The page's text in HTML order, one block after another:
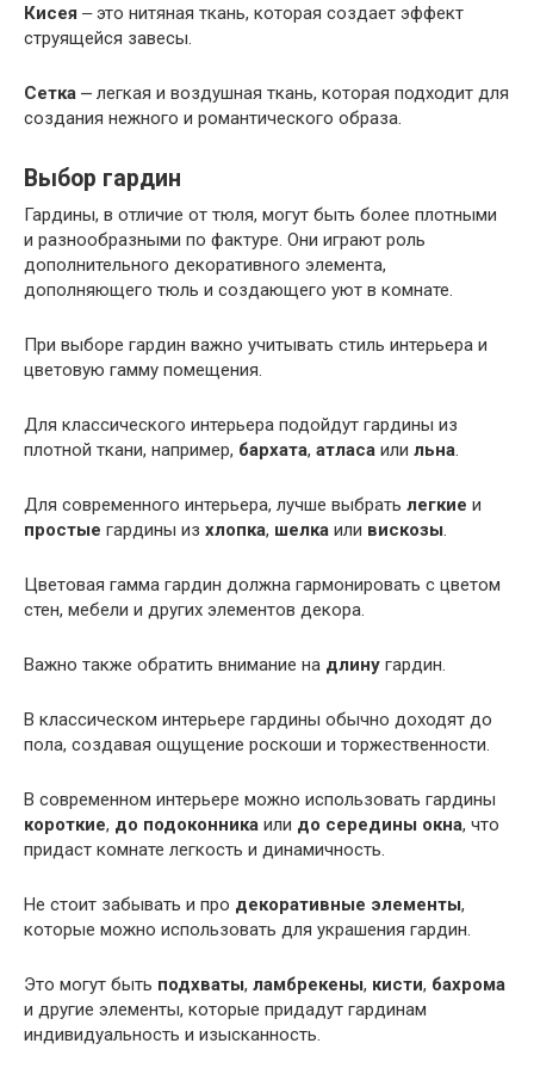
Кисея ‒ это нитяная ткань, которая создает эффект
струящейся завесы.
Сетка ⎼ легкая и воздушная ткань, которая подходит для
создания нежного и романтического образа.
Выбор гардин
Гардины, в отличие от тюля, могут быть более плотными
и разнообразными по фактуре. Они играют роль
дополнительного декоративного элемента,
дополняющего тюль и создающего уют в комнате.
При выборе гардин важно учитывать стиль интерьера и
цветовую гамму помещения.
Для классического интерьера подойдут гардины из
плотной ткани, например, бархата, атласа или льна.
Для современного интерьера, лучше выбрать легкие и
простые гардины из хлопка, шелка или вискозы.
Цветовая гамма гардин должна гармонировать с цветом
стен, мебели и других элементов декора.
Важно также обратить внимание на длину гардин.
В классическом интерьере гардины обычно доходят до
пола, создавая ощущение роскоши и торжественности.
В современном интерьере можно использовать гардины
короткие, до подоконника или до середины окна, что
придаст комнате легкость и динамичность.
Не стоит забывать и про декоративные элементы,
которые можно использовать для украшения гардин.
Это могут быть подхваты, ламбрекены, кисти, бахрома
и другие элементы, которые придадут гардинам
индивидуальность и изысканность.